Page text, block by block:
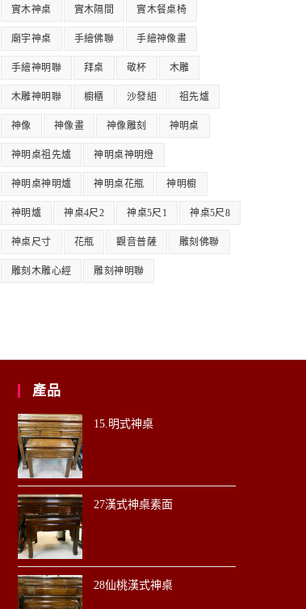
實木神桌 實木隔間 實木餐桌椅
廟宇神桌 手繪佛聯 手繪神像畫
手繪神明聯 拜桌 敬杯 木雕
木雕神明聯 櫥櫃 沙發組 祖先爐
神像 神像畫 神像雕刻 神明桌
神明桌祖先爐 神明桌神明燈
神明桌神明爐 神明桌花瓶 神明櫥
神明爐 神桌4尺2 神桌5尺1 神桌5尺8
神桌尺寸 花瓶 觀音普薩 雕刻佛聯
雕刻木雕心經 雕刻神明聯
產品
15.明式神桌
27漢式神桌素面
28仙桃漢式神桌